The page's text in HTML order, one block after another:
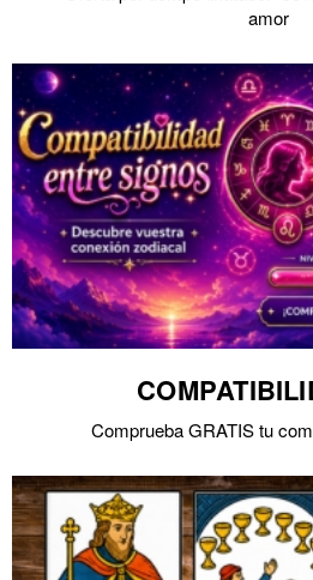
amor
Comprueba GRATIS tu